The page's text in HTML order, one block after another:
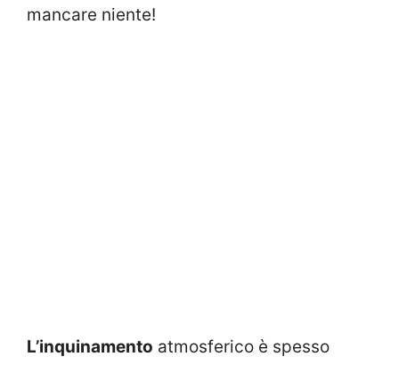
mancare niente!
L’inquinamento atmosferico è spesso